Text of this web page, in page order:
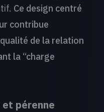
Ce design centré
contribue
de la relation
la “charge
pérenne